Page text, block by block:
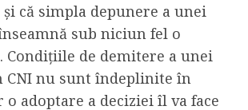
că simpla depunere a unei
sub niciun fel o
Condițiile de demitere a unei
CNI nu sunt îndeplinite în
o adoptare a deciziei îl va face